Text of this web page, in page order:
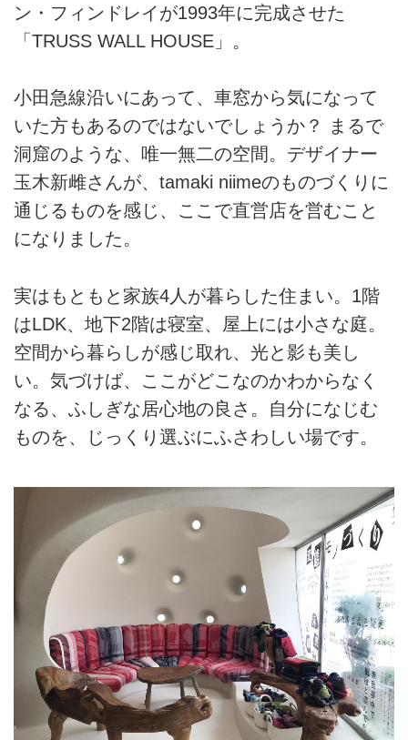
ン・フィンドレイが1993年に完成させた
「TRUSS WALL HOUSE」。
小田急線沿いにあって、車窓から気になって
いた方もあるのではないでしょうか？ まるで
洞窟のような、唯一無二の空間。デザイナー
玉木新雌さんが、tamaki niimeのものづくりに
通じるものを感じ、ここで直営店を営むこと
になりました。
実はもともと家族4人が暮らした住まい。1階
はLDK、地下2階は寝室、屋上には小さな庭。
空間から暮らしが感じ取れ、光と影も美し
い。気づけば、ここがどこなのかわからなく
なる、ふしぎな居心地の良さ。自分になじむ
ものを、じっくり選ぶにふさわしい場です。